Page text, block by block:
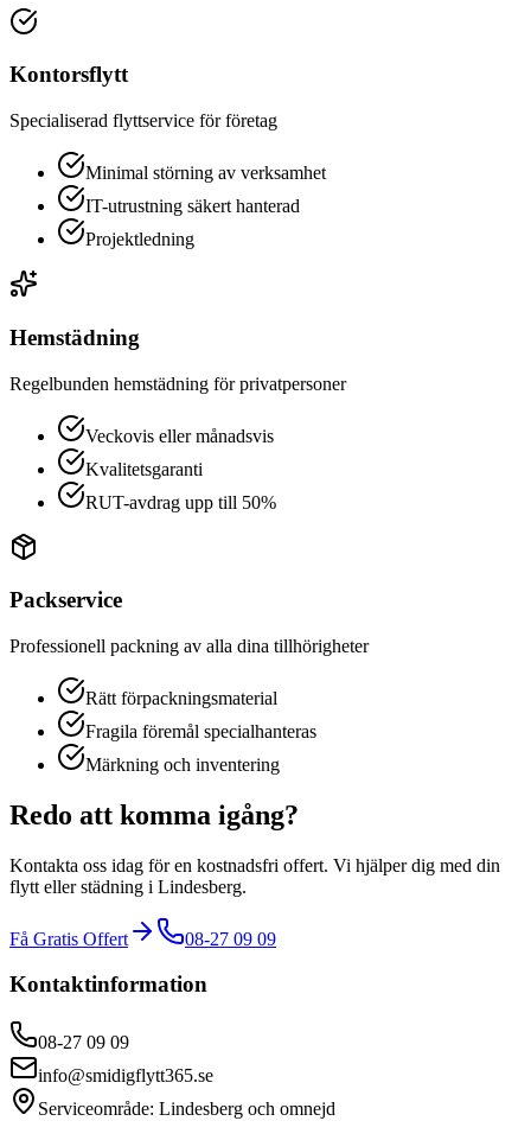
Kontorsflytt
Specialiserad flyttservice för företag
Minimal störning av verksamhet
IT-utrustning säkert hanterad
Projektledning
Hemstädning
Regelbunden hemstädning för privatpersoner
Veckovis eller månadsvis
Kvalitetsgaranti
RUT-avdrag upp till 50%
Packservice
Professionell packning av alla dina tillhörigheter
Rätt förpackningsmaterial
Fragila föremål specialhanteras
Märkning och inventering
Redo att komma igång?
Kontakta oss idag för en kostnadsfri offert. Vi hjälper dig med din
flytt eller städning i Lindesberg.
Få Gratis Offert 08-27 09 09
Kontaktinformation
08-27 09 09
info@smidigflytt365.se
Serviceområde: Lindesberg och omnejd